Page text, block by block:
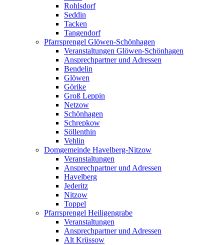
Rohlsdorf
Seddin
Tacken
Tangendorf
Pfarrsprengel Glöwen-Schönhagen
Veranstaltungen Glöwen-Schönhagen
Ansprechpartner und Adressen
Bendelin
Glöwen
Görike
Groß Leppin
Netzow
Schönhagen
Schrepkow
Söllenthin
Vehlin
Domgemeinde Havelberg-Nitzow
Veranstaltungen
Ansprechpartner und Adressen
Havelberg
Jederitz
Nitzow
Toppel
Pfarrsprengel Heiligengrabe
Veranstaltungen
Ansprechpartner und Adressen
Alt Krüssow